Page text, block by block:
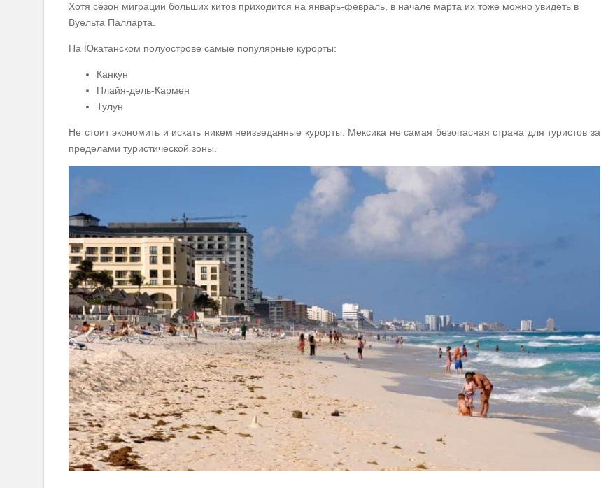
Хотя сезон миграции больших китов приходится на январь-февраль, в начале марта их тоже можно увидеть в
Вуельта Палларта.
На Юкатанском полуострове самые популярные курорты:
Канкун
Плайя-дель-Кармен
Тулун
Не стоит экономить и искать никем неизведанные курорты. Мексика не самая безопасная страна для туристов за
пределами туристической зоны.